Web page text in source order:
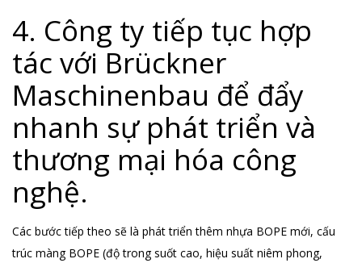
4. Công ty tiếp tục hợp
tác với Brückner
Maschinenbau để đẩy
nhanh sự phát triển và
thương mại hóa công
nghệ.
Các bước tiếp theo sẽ là phát triển thêm nhựa BOPE mới, cấu
trúc màng BOPE (độ trong suốt cao, hiệu suất niêm phong,